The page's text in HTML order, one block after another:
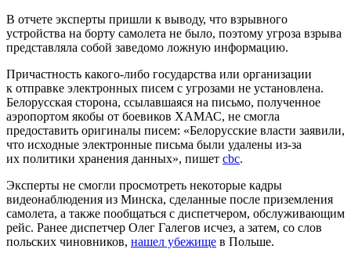
В отчете эксперты пришли к выводу, что взрывного
устройства на борту самолета не было, поэтому угроза взрыва
представляла собой заведомо ложную информацию.
Причастность какого-либо государства или организации
к отправке электронных писем с угрозами не установлена.
Белорусская сторона, ссылавшаяся на письмо, полученное
аэропортом якобы от боевиков ХАМАС, не смогла
предоставить оригиналы писем: «Белорусские власти заявили,
что исходные электронные письма были удалены из-за
их политики хранения данных», пишет cbc.
Эксперты не смогли просмотреть некоторые кадры
видеонаблюдения из Минска, сделанные после приземления
самолета, а также пообщаться с диспетчером, обслуживающим
рейс. Ранее диспетчер Олег Галегов исчез, а затем, со слов
польских чиновников, нашел убежище в Польше.